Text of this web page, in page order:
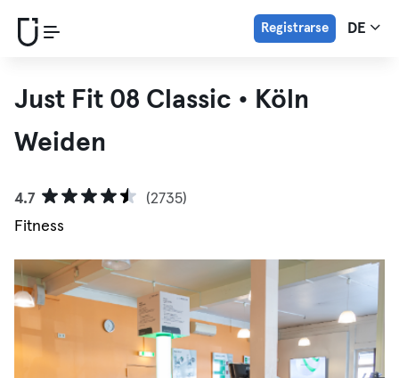
Registrarse DE
Just Fit 08 Classic • Köln
Weiden
4.7
(2735)
Fitness